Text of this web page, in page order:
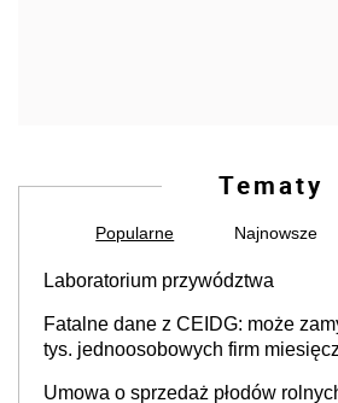
Tematy
Popularne Najnowsze
Laboratorium przywództwa
Fatalne dane z CEIDG: może
tys. jednoosobowych firm
Umowa o sprzedaż płodów